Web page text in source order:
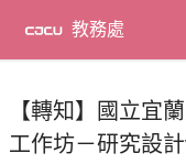
主
容
教務處
【轉知】國立宜
工作坊－研究設